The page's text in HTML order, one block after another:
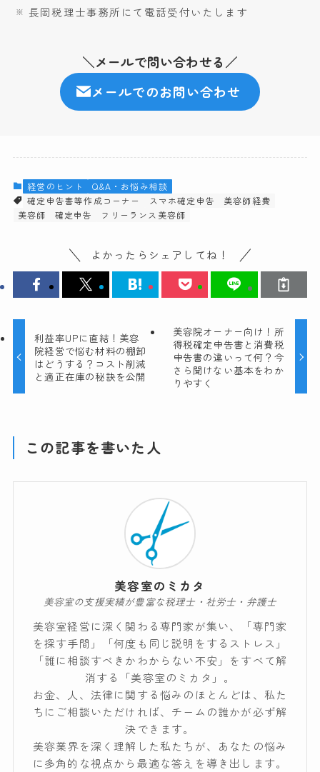
長岡税理士事務所にて電話受付いたします
＼メールで問い合わせる／
メールでのお問い合わせ
経営のヒント
Q&A・お悩み相談
確定申告書等作成コーナー
スマホ確定申告
美容師経費
美容師
確定申告 フリーランス美容師
よかったらシェアしてね！
利益率UPに直結！美容
院経営で悩む材料の棚卸
はどうする？コスト削減
と適正在庫の秘訣を公開
美容院オーナー向け！所
得税確定申告書と消費税
申告書の違いって何？今
さら聞けない基本をわか
りやすく
この記事を書いた人
美容室のミカタ
美容室の支援実績が豊富な税理士・社労士・弁護士
美容室経営に深く関わる専門家が集い、「専門家
を探す手間」「何度も同じ説明をするストレス」
「誰に相談すべきかわからない不安」をすべて解
消する「美容室のミカタ」。
お金、人、法律に関する悩みのほとんどは、私た
ちにご相談いただければ、チームの誰かが必ず解
決できます。
美容業界を深く理解した私たちが、あなたの悩み
に多角的な視点から最適な答えを導き出します。